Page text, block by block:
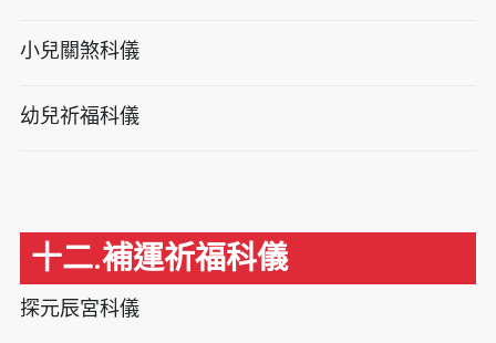
小兒關煞科儀
幼兒祈福科儀
十二.補運祈福科儀
探元辰宮科儀